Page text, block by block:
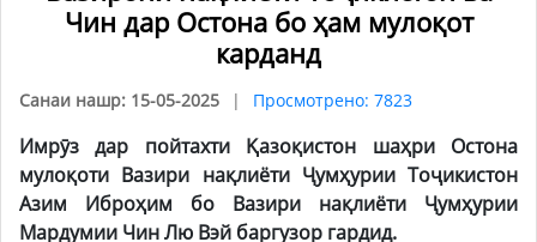
Чин дар Остона бо ҳам мулоқот
карданд
Санаи нашр: 15-05-2025 Просмотрено: 7823
Имрӯз дар пойтахти Қазоқистон шаҳри Остона
мулоқоти Вазири нақлиёти Ҷумҳурии Тоҷикистон
Азим Иброҳим бо Вазири нақлиёти Ҷумҳурии
Мардумии Чин Лю Вэй баргузор гардид.